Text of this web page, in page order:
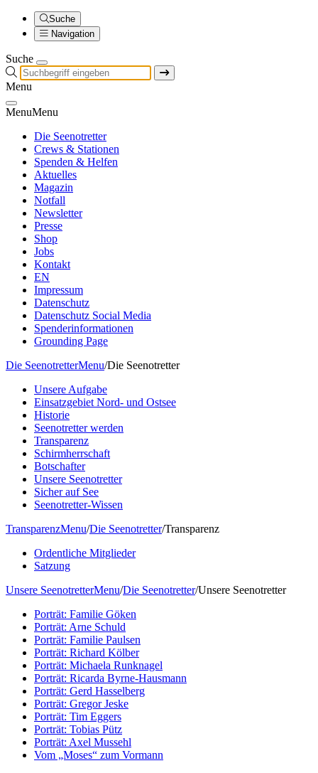
Suche
Navigation
Suche
Menu
MenuMenu
Die Seenotretter
Crews & Stationen
Spenden & Helfen
Aktuelles
Magazin
Notfall
Newsletter
Presse
Shop
Jobs
Kontakt
EN
Impressum
Datenschutz
Datenschutz Social Media
Spenderinformationen
Grounding Page
Die SeenotretterMenu/Die Seenotretter
Unsere Aufgabe
Einsatzgebiet Nord- und Ostsee
Historie
Seenotretter werden
Transparenz
Schirmherrschaft
Botschafter
Unsere Seenotretter
Sicher auf See
Seenotretter-Wissen
TransparenzMenu/Die Seenotretter/Transparenz
Ordentliche Mitglieder
Satzung
Unsere SeenotretterMenu/Die Seenotretter/Unsere Seenotretter
Porträt: Familie Göken
Porträt: Arne Schuld
Porträt: Familie Paulsen
Porträt: Richard Kölber
Porträt: Michaela Runknagel
Porträt: Ricarda Byrne-Hausmann
Porträt: Gerd Hasselberg
Porträt: Gregor Jeske
Porträt: Tim Eggers
Porträt: Tobias Pütz
Porträt: Axel Mussehl
Vom „Moses“ zum Vormann